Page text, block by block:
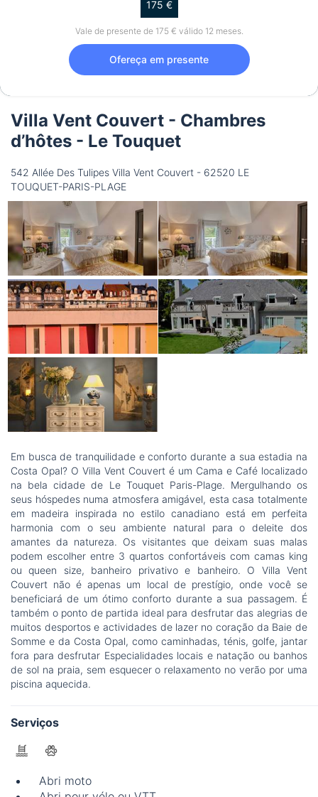
175 €
Vale de presente de 175 € válido 12 meses.
Ofereça em presente
Villa Vent Couvert - Chambres
d’hôtes - Le Touquet
542 Allée Des Tulipes Villa Vent Couvert - 62520 LE
TOUQUET-PARIS-PLAGE
Em busca de tranquilidade e conforto durante a sua estadia na
Costa Opal? O Villa Vent Couvert é um Cama e Café localizado
na bela cidade de Le Touquet Paris-Plage. Mergulhando os
seus hóspedes numa atmosfera amigável, esta casa totalmente
em madeira inspirada no estilo canadiano está em perfeita
harmonia com o seu ambiente natural para o deleite dos
amantes da natureza. Os visitantes que deixam suas malas
podem escolher entre 3 quartos confortáveis com camas king
ou queen size, banheiro privativo e banheiro. O Villa Vent
Couvert não é apenas um local de prestígio, onde você se
beneficiará de um ótimo conforto durante a sua passagem. É
também o ponto de partida ideal para desfrutar das alegrias de
muitos desportos e actividades de lazer no coração da Baie de
Somme e da Costa Opal, como caminhadas, ténis, golfe, jantar
fora para desfrutar Especialidades locais e natação ou banhos
de sol na praia, sem esquecer o relaxamento no verão por uma
piscina aquecida.
Serviços
Abri moto